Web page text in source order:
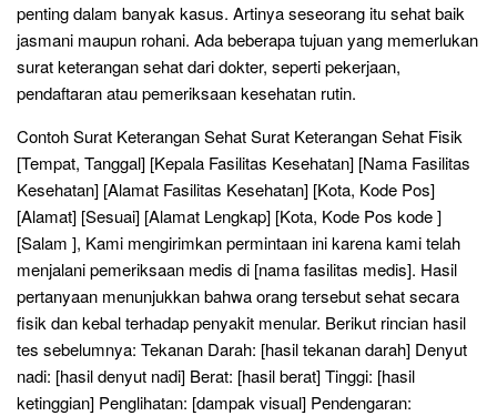
penting dalam banyak kasus. Artinya seseorang itu sehat baik
jasmani maupun rohani. Ada beberapa tujuan yang memerlukan
surat keterangan sehat dari dokter, seperti pekerjaan,
pendaftaran atau pemeriksaan kesehatan rutin.
Contoh Surat Keterangan Sehat Surat Keterangan Sehat Fisik
[Tempat, Tanggal] [Kepala Fasilitas Kesehatan] [Nama Fasilitas
Kesehatan] [Alamat Fasilitas Kesehatan] [Kota, Kode Pos]
[Alamat] [Sesuai] [Alamat Lengkap] [Kota, Kode Pos kode ]
[Salam ], Kami mengirimkan permintaan ini karena kami telah
menjalani pemeriksaan medis di [nama fasilitas medis]. Hasil
pertanyaan menunjukkan bahwa orang tersebut sehat secara
fisik dan kebal terhadap penyakit menular. Berikut rincian hasil
tes sebelumnya: Tekanan Darah: [hasil tekanan darah] Denyut
nadi: [hasil denyut nadi] Berat: [hasil berat] Tinggi: [hasil
ketinggian] Penglihatan: [dampak visual] Pendengaran: